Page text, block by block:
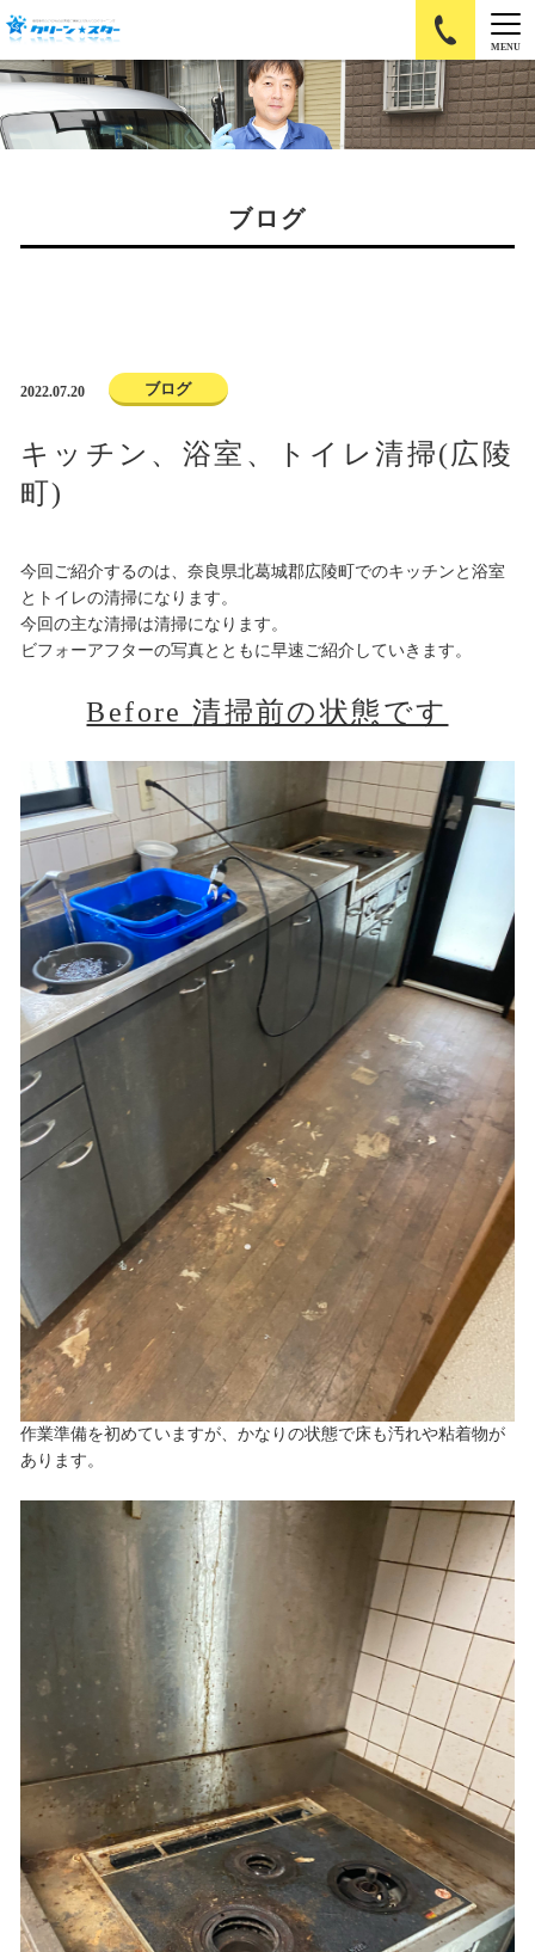
MENU
ブログ
2022.07.20 ブログ
キッチン、浴室、トイレ清掃(広陵
町)
今回ご紹介するのは、奈良県北葛城郡広陵町でのキッチンと浴室
とトイレの清掃になります。
今回の主な清掃は清掃になります。
ビフォーアフターの写真とともに早速ご紹介していきます。
Before清掃前の状態です
作業準備を初めていますが、かなりの状態で床も汚れや粘着物が
あります。